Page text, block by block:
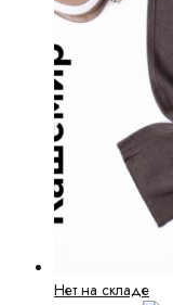
Нет на складе